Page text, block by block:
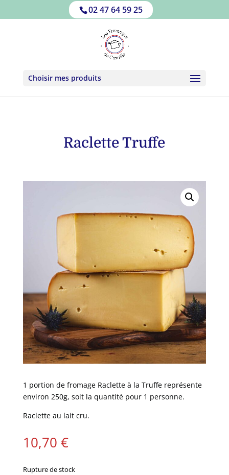
02 47 64 59 25
Choisir mes produits
Raclette Truffe
1 portion de fromage Raclette à la Truffe représente
environ 250g, soit la quantité pour 1 personne.
Raclette au lait cru.
10,70 €
Rupture de stock